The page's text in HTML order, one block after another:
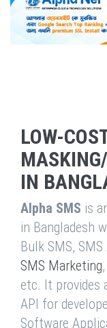
LOW-
IN
Alpha SMS is
in Bangladesh
Bulk SMS, SMS
SMS Marketing
etc. It provides
API for
Software